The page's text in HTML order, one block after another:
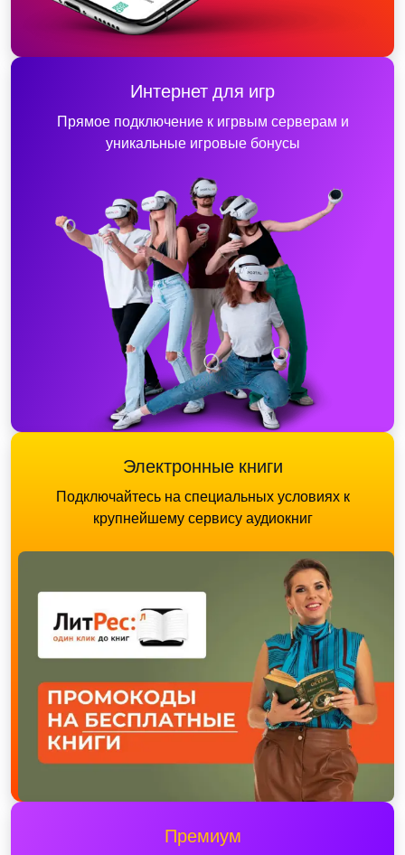
Интернет для игр
Прямое подключение к игрвым серверам и
уникальные игровые бонусы
Электронные книги
Подключайтесь на специальных условиях к
крупнейшему сервису аудиокниг
Премиум